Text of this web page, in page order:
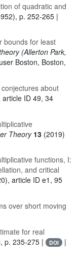
of quadratic and
p. 252-265 |
bounds for least
(Allerton Park,
Boston, Boston,
about
ID 49, 34
Theory13 (2019)
functions, I:
and critical
article ID e1, 95
over short moving
for real
p. 235-275 | DOI |